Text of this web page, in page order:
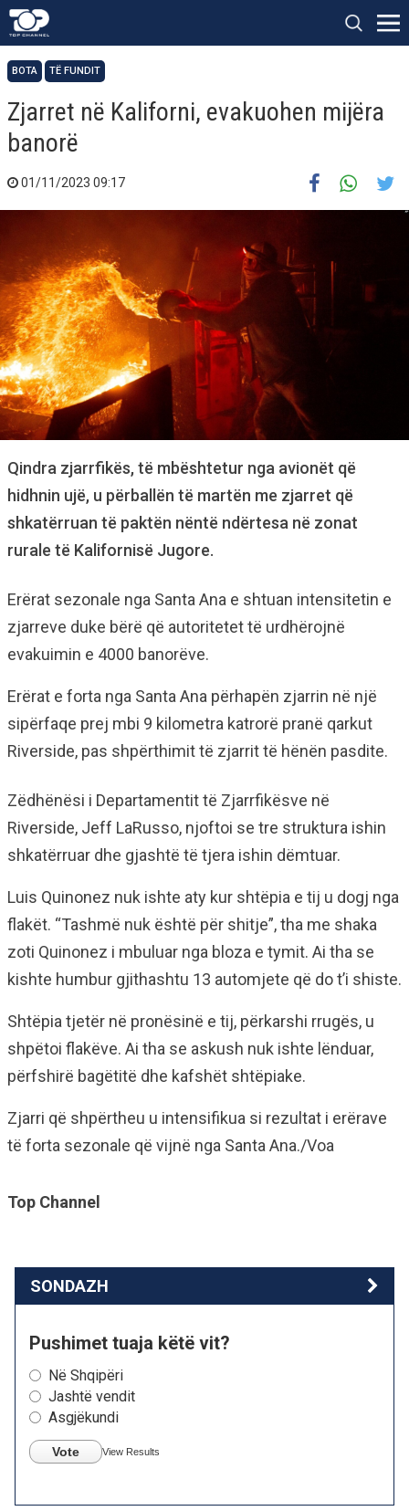
BOTA TË FUNDIT
Zjarret në Kaliforni, evakuohen mijëra
banorë
01/11/2023 09:17
Qindra zjarrfikës, të mbështetur nga avionët që
hidhnin ujë, u përballën të martën me zjarret që
shkatërruan të paktën nëntë ndërtesa në zonat
rurale të Kalifornisë Jugore.
Erërat sezonale nga Santa Ana e shtuan intensitetin e
zjarreve duke bërë që autoritetet të urdhërojnë
evakuimin e 4000 banorëve.
Erërat e forta nga Santa Ana përhapën zjarrin në një
sipërfaqe prej mbi 9 kilometra katrorë pranë qarkut
Riverside, pas shpërthimit të zjarrit të hënën pasdite.
Zëdhënësi i Departamentit të Zjarrfikësve në
Riverside, Jeff LaRusso, njoftoi se tre struktura ishin
shkatërruar dhe gjashtë të tjera ishin dëmtuar.
Luis Quinonez nuk ishte aty kur shtëpia e tij u dogj nga
flakët. “Tashmë nuk është për shitje”, tha me shaka
zoti Quinonez i mbuluar nga bloza e tymit. Ai tha se
kishte humbur gjithashtu 13 automjete që do t’i shiste.
Shtëpia tjetër në pronësinë e tij, përkarshi rrugës, u
shpëtoi flakëve. Ai tha se askush nuk ishte lënduar,
përfshirë bagëtitë dhe kafshët shtëpiake.
Zjarri që shpërtheu u intensifikua si rezultat i erërave
të forta sezonale që vijnë nga Santa Ana./Voa
Top Channel
SONDAZH
Pushimet tuaja këtë vit?
Në Shqipëri
Jashtë vendit
Asgjëkundi
Vote View Results